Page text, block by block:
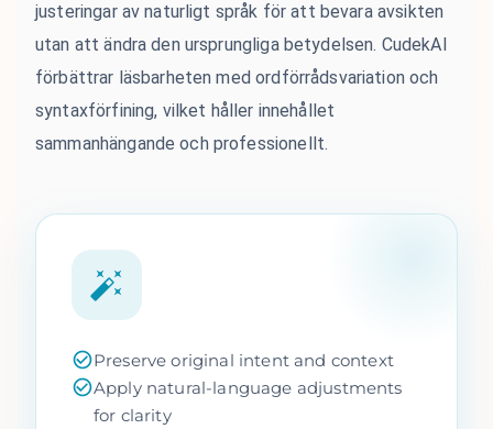
Preserve original intent and context
Apply natural-language adjustments
for clarity
justeringar av naturligt språk för att bevara avsikten
utan att ändra den ursprungliga betydelsen. CudekAI
förbättrar läsbarheten med ordförrådsvariation och
syntaxförfining, vilket håller innehållet
sammanhängande och professionellt.